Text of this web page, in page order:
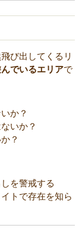
び出してくるリ
でいるエリアで
か？
いか？
？
を警戒する
トで存在を知ら